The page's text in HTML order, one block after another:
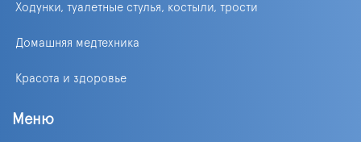
Ходунки, туалетные стулья, костыли, трости
Домашняя медтехника
Красота и здоровье
Меню